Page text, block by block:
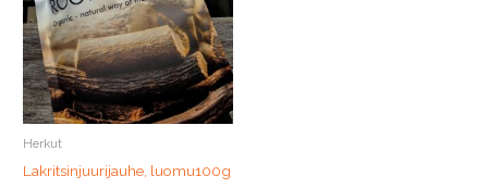
Herkut
Lakritsinjuurijauhe, luomu100g